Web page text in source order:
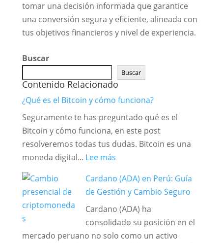
tomar una decisión informada que garantice
una conversión segura y eficiente, alineada con
tus objetivos financieros y nivel de experiencia.
Buscar
Buscar
Contenido Relacionado
¿Qué es el Bitcoin y cómo funciona?
Seguramente te has preguntado qué es el
Bitcoin y cómo funciona, en este post
resolveremos todas tus dudas. Bitcoin es una
moneda digital... Lee más:
es
el
Bitcoin
y
cómo
Cardano (ADA) en Perú: Guía
de Gestión y Cambio Seguro
Cardano (ADA) ha
consolidado su posición en el
mercado peruano no solo como un activo